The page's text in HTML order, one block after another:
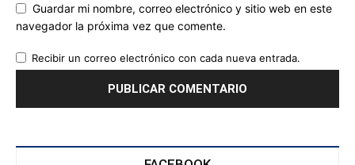
Guardar mi nombre, correo electrónico y sitio web en este
navegador la próxima vez que comente.
Recibir un correo electrónico con cada nueva entrada.